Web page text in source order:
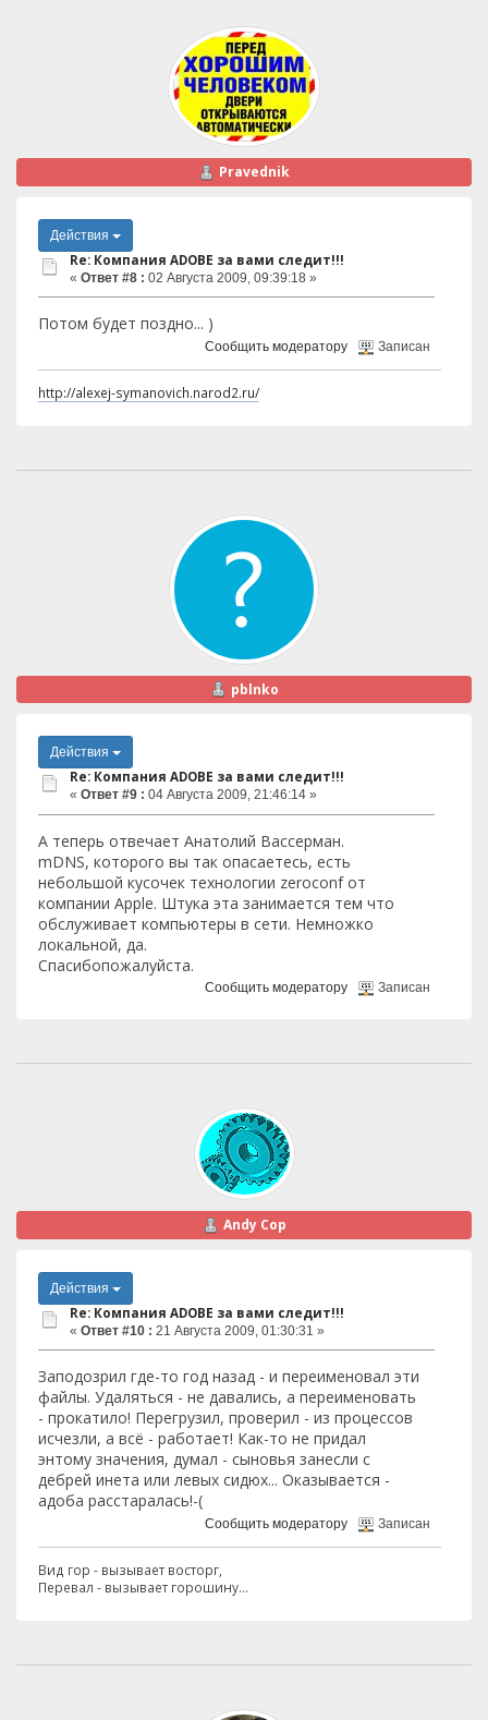
Pravednik
Действия
Re: Компания ADOBE за вами следит!!!
« Ответ #8 : 02 Августа 2009, 09:39:18 »
Потом будет поздно... )
Сообщить модератору Записан
http://alexej-symanovich.narod2.ru/
pblnko
Действия
Re: Компания ADOBE за вами следит!!!
« Ответ #9 : 04 Августа 2009, 21:46:14 »
А теперь отвечает Анатолий Вассерман.
mDNS, которого вы так опасаетесь, есть
небольшой кусочек технологии zeroconf от
компании Apple. Штука эта занимается тем что
обслуживает компьютеры в сети. Немножко
локальной, да.
Спасибопожалуйста.
Сообщить модератору Записан
Andy Cop
Действия
Re: Компания ADOBE за вами следит!!!
« Ответ #10 : 21 Августа 2009, 01:30:31 »
Заподозрил где-то год назад - и переименовал эти
файлы. Удаляться - не давались, а переименовать
- прокатило! Перегрузил, проверил - из процессов
исчезли, а всё - работает! Как-то не придал
энтому значения, думал - сыновья занесли с
дебрей инета или левых сидюх... Оказывается -
адоба расстаралась!-(
Сообщить модератору Записан
Вид гор - вызывает восторг,
Перевал - вызывает горошину...